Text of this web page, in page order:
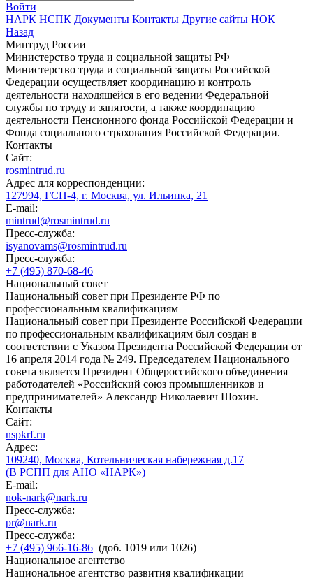
Войти
НАРК НСПК Документы Контакты Другие сайты НОК
Назад
Минтруд России
Министерство труда и социальной защиты РФ
Министерство труда и социальной защиты Российской
Федерации осуществляет координацию и контроль
деятельности находящейся в его ведении Федеральной
службы по труду и занятости, а также координацию
деятельности Пенсионного фонда Российской Федерации и
Фонда социального страхования Российской Федерации.
Контакты
Сайт:
rosmintrud.ru
Адрес для корреспонденции:
127994, ГСП-4, г. Москва, ул. Ильинка, 21
E-mail:
mintrud@rosmintrud.ru
Пресс-служба:
isyanovams@rosmintrud.ru
Пресс-служба:
+7 (495) 870-68-46
Национальный совет
Национальный совет при Президенте РФ по
профессиональным квалификациям
Национальный совет при Президенте Российской Федерации
по профессиональным квалификациям был создан в
соответствии с Указом Президента Российской Федерации от
16 апреля 2014 года № 249. Председателем Национального
совета является Президент Общероссийского объединения
работодателей «Российский союз промышленников и
предпринимателей» Александр Николаевич Шохин.
Контакты
Сайт:
nspkrf.ru
Адрес:
109240, Москва, Котельническая набережная д.17
(В РСПП для АНО «НАРК»)
E-mail:
nok-nark@nark.ru
Пресс-служба:
pr@nark.ru
Пресс-служба:
+7 (495) 966-16-86 (доб. 1019 или 1026)
Национальное агентство
Национальное агентство развития квалификации